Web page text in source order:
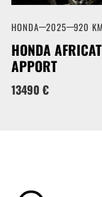
HONDA 2025 920 KM
HONDA
APPORT
13490 €